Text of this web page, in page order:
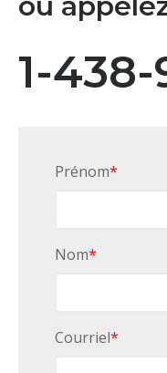
1-
Prénom*
Nom*
Courriel*